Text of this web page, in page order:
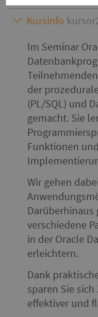
Kursinfo
Im Seminar
der
(PL/SQL) und
gemacht. Sie
Funktionen
Wir gehen
Darüberhinaus
verschiedene
in der Oracle
erleichtern.
Dank
sparen Sie
effektiver und